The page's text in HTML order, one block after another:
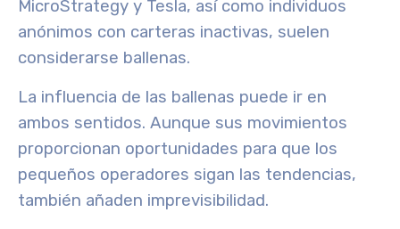
MicroStrategy y Tesla, así como individuos
anónimos con carteras inactivas, suelen
considerarse ballenas.
La influencia de las ballenas puede ir en
ambos sentidos. Aunque sus movimientos
proporcionan oportunidades para que los
pequeños operadores sigan las tendencias,
también añaden imprevisibilidad.